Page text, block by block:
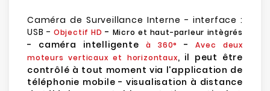
Caméra de Surveillance Interne - interface :
USB - Objectif HD - Micro et haut-parleur intègrés
- caméra intelligente à 360° -Avec deux
moteurs verticaux et horizontaux, il peut être
contrôlé à tout moment via l'application de
téléphonie mobile - visualisation à distance